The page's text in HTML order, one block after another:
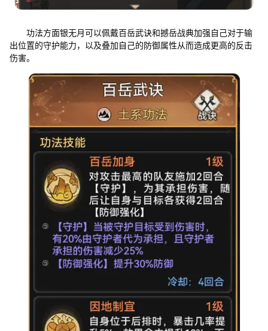
功法方面银无月可以佩戴百岳武诀和撼岳战典加强自己对于输
出位置的守护能力，以及叠加自己的防御属性从而造成更高的反击
伤害。